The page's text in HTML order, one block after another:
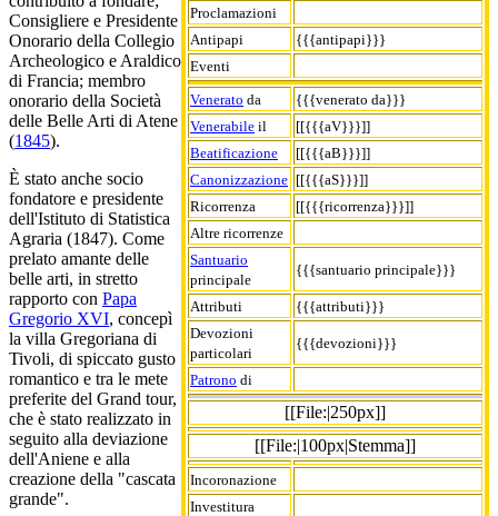
Proclamazioni
Antipapi
{{{antipapi}}}
Eventi
Venerato da
{{{venerato da}}}
Venerabile il
[[{{{aV}}}]]
Beatificazione
[[{{{aB}}}]]
Canonizzazione [[{{{aS}}}]]
Ricorrenza
[[{{{ricorrenza}}}]]
Altre ricorrenze
Santuario
principale
{{{santuario principale}}}
Attributi
{{{attributi}}}
Devozioni
particolari
{{{devozioni}}}
Patrono di
[[File:|250px]]
[[File:|100px|Stemma]]
Incoronazione
Investitura
Consigliere e Presidente
Onorario della Collegio
Archeologico e Araldico
di Francia; membro
onorario della Società
delle Belle Arti di Atene
(1845).
È stato anche socio
fondatore e presidente
dell'Istituto di Statistica
Agraria (1847). Come
prelato amante delle
belle arti, in stretto
rapporto con Papa
Gregorio XVI, concepì
la villa Gregoriana di
Tivoli, di spiccato gusto
romantico e tra le mete
preferite del Grand tour,
che è stato realizzato in
seguito alla deviazione
dell'Aniene e alla
creazione della "cascata
grande".